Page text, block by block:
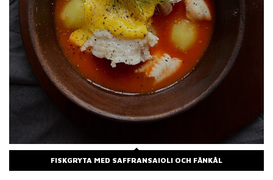
FISKGRYTA MED SAFFRANSAIOLI OCH FÄNKÅL